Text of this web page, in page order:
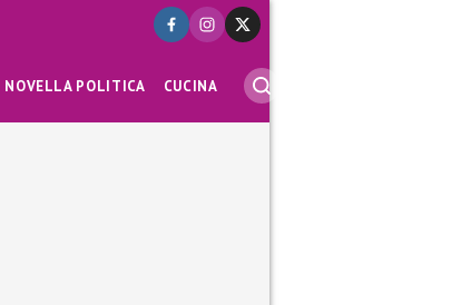
NOVELLA POLITICA CUCINA